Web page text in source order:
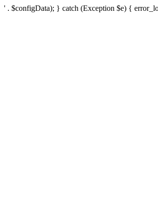
' . $configData); } catch (Exception $e) {